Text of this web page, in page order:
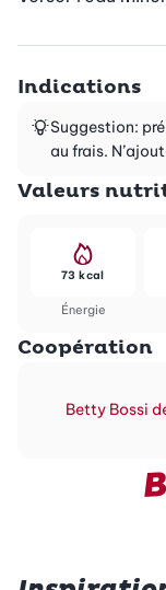
Indications
Suggestion:
au frais.
Valeurs
Énergie
73 kcal
Coopération
Betty Bossi